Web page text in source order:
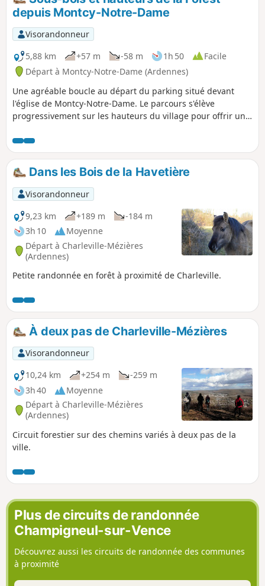
en agglomération. Vous pouvez aussi choisir de faire ce
circuit en sens inverse.
depuis Montcy-Notre-Dame
Visorandonneur
5,88 km
+57 m -58 m 1h 50
Facile
Départ à Montcy-Notre-Dame (Ardennes)
Une agréable boucle au départ du parking situé devant
l'église de Montcy-Notre-Dame. Le parcours s'élève
progressivement sur les hauteurs du village pour offrir une
ombragés en sous-bois dans le secteur de la Forest, idéal
pour une sortie au frais les jours de chaleur.
Dans les Bois de la Havetière
Visorandonneur
9,23 km
+189 m
-184 m
3h 10
Moyenne
Départ à Charleville-Mézières
(Ardennes)
Petite randonnée en forêt à proximité de Charleville.
À deux pas de Charleville-Mézières
Visorandonneur
10,24 km
+254 m
-259 m
3h 40
Moyenne
Départ à Charleville-Mézières
(Ardennes)
Circuit forestier sur des chemins variés à deux pas de la
ville.
Plus de circuits de randonnée
Champigneul-sur-Vence
Découvrez aussi les circuits de randonnée des communes
à proximité